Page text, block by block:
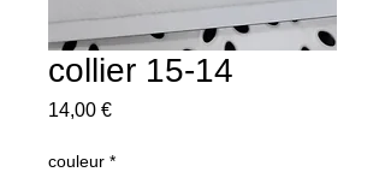
collier 15-14
14,00 €Prix
couleur *